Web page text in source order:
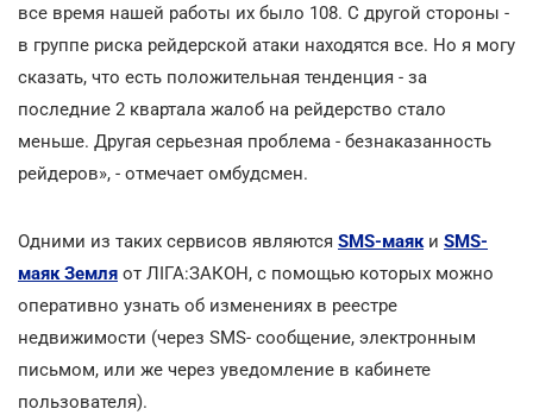
все время нашей работы их было 108. С другой стороны -
в группе риска рейдерской атаки находятся все. Но я могу
сказать, что есть положительная тенденция - за
последние 2 квартала жалоб на рейдерство стало
меньше. Другая серьезная проблема - безнаказанность
рейдеров», - отмечает омбудсмен.
Одними из таких сервисов являются SMS-маяки SMS-
маяк Земля от ЛІГА:ЗАКОН, с помощью которых можно
оперативно узнать об изменениях в реестре
недвижимости (через SMS- сообщение, электронным
письмом, или же через уведомление в кабинете
пользователя).